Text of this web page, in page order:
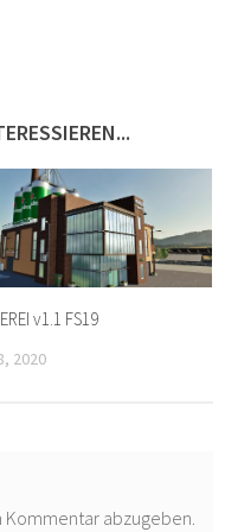
v1.1 FS19
2020
Kommentar abzugeben.